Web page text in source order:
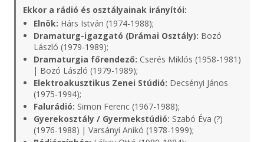
Ekkor a rádió és osztályainak irányítói:
Elnök: Hárs István (1974-1988);
Dramaturg-igazgató (Drámai Osztály): Bozó
László (1979-1989);
Dramaturgia főrendező: Cserés Miklós (1958-1981)
| Bozó László (1979-1989);
Elektroakusztikus Zenei Stúdió: Decsényi János
(1975-1994);
Falurádió: Simon Ferenc (1967-1988);
Gyerekosztály / Gyermekstúdió: Szabó Éva (?)
(1976-1988) | Varsányi Anikó (1978-1999);